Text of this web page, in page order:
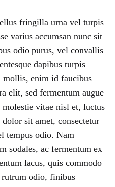
fringilla urna vel turpis
varius accumsan nunc sit
odio purus, vel convallis
dapibus turpis
mollis, enim id faucibus
elit, sed fermentum augue
vitae nisl et, luctus
sit amet, consectetur
tempus odio. Nam
sodales, ac fermentum ex
lacus, quis commodo
rutrum odio, finibus